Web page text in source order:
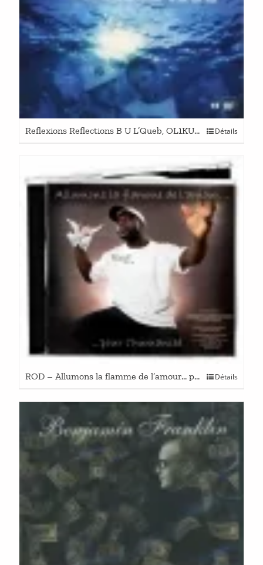
Reflexions Reflections B U L’Queb, OL1KU & H D Détails
ROD – Allumons la flamme de l’amour… pour l’humanité Détails